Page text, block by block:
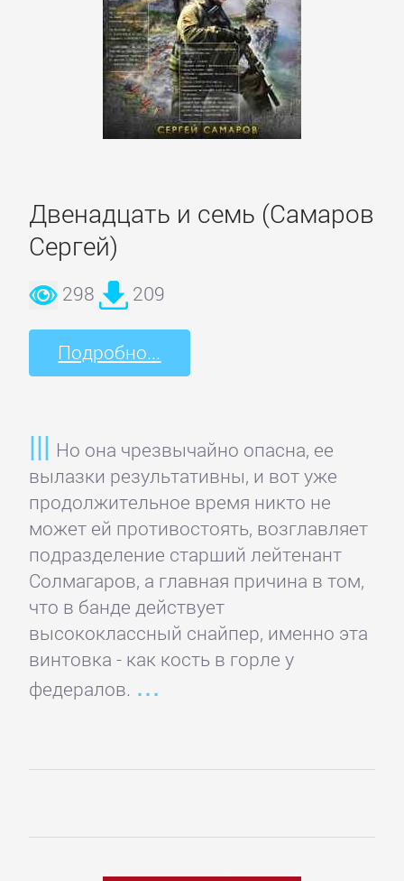
Двенадцать и семь (Самаров
Сергей)
298 209
Подробно...
Но она чрезвычайно опасна, ее
вылазки результативны, и вот уже
продолжительное время никто не
может ей противостоять, возглавляет
подразделение старший лейтенант
Солмагаров, а главная причина в том,
что в банде действует
высококлассный снайпер, именно эта
винтовка - как кость в горле у
федералов.
Литература
Присоединиться
Войти
Карта
сайта
БИЗНЕС
Банковское
дело
Бухучет,